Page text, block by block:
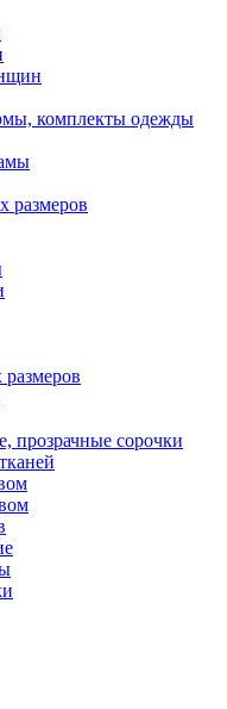
комплекты одежды
размеров
прозрачные сорочки